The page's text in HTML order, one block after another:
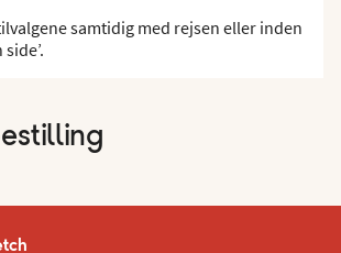
samtidig med rejsen eller inden